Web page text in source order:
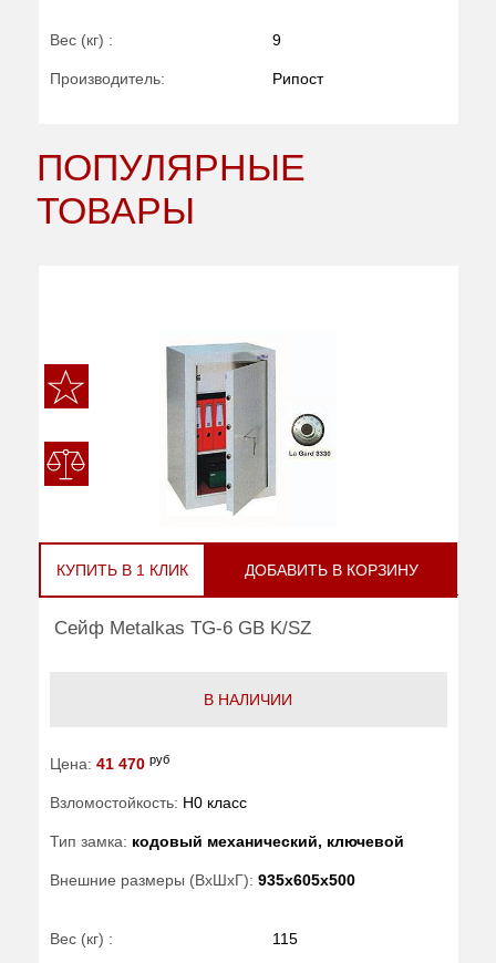
Вес (кг) : 9
Производитель: Рипост
ПОПУЛЯРНЫЕ
ТОВАРЫ
КУПИТЬ В 1 КЛИК ДОБАВИТЬ В КОРЗИНУ
Сейф Metalkas TG-6 GB K/SZ
В НАЛИЧИИ
Цена: 41 470 руб
Взломостойкость: H0 класс
Тип замка: кодовый механический, ключевой
Внешние размеры (ВхШхГ): 935x605x500
Вес (кг) : 115